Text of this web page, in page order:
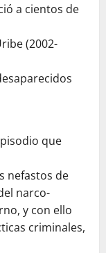
a cientos de
(2002-
que
nefastos de
narco-
y con ello
criminales,